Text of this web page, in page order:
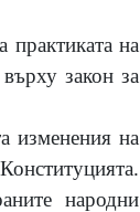
практиката на
закон за
изменения на
народни